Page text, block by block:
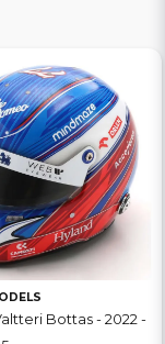
Bottas - 2022 -